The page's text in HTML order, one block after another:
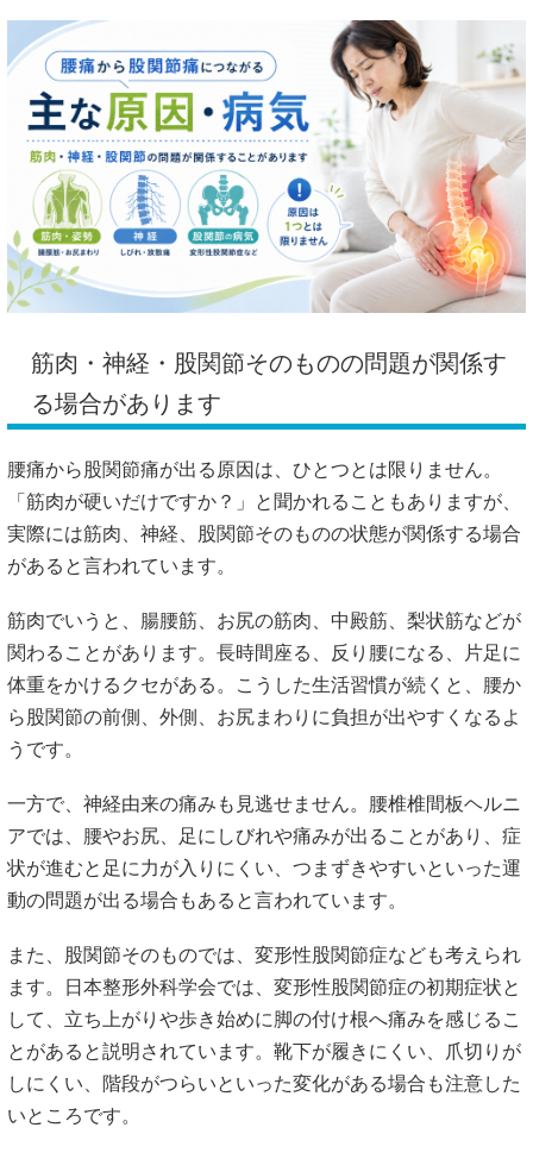
筋肉・神経・股関節そのものの問題が関係す
る場合があります
腰痛から股関節痛が出る原因は、ひとつとは限りません。
「筋肉が硬いだけですか？」と聞かれることもありますが、
実際には筋肉、神経、股関節そのものの状態が関係する場合
があると言われています。
筋肉でいうと、腸腰筋、お尻の筋肉、中殿筋、梨状筋などが
関わることがあります。長時間座る、反り腰になる、片足に
体重をかけるクセがある。こうした生活習慣が続くと、腰か
ら股関節の前側、外側、お尻まわりに負担が出やすくなるよ
うです。
一方で、神経由来の痛みも見逃せません。腰椎椎間板ヘルニ
アでは、腰やお尻、足にしびれや痛みが出ることがあり、症
状が進むと足に力が入りにくい、つまずきやすいといった運
動の問題が出る場合もあると言われています。
また、股関節そのものでは、変形性股関節症なども考えられ
ます。日本整形外科学会では、変形性股関節症の初期症状と
して、立ち上がりや歩き始めに脚の付け根へ痛みを感じるこ
とがあると説明されています。靴下が履きにくい、爪切りが
しにくい、階段がつらいといった変化がある場合も注意した
いところです。